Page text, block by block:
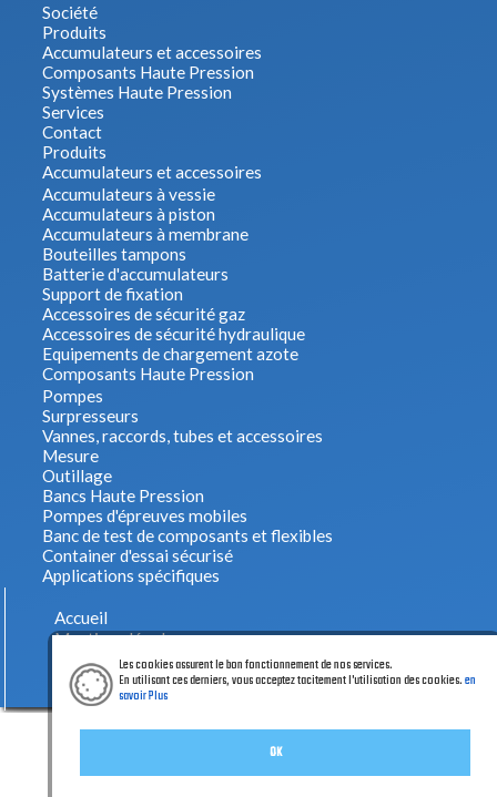
Les cookies assurent le bon fonctionnement de nos services.
En utilisant ces derniers, vous acceptez tacitement l'utilisation des cookies.en
savoir Plus
OK
Société
Produits
Accumulateurs et accessoires
Composants Haute Pression
Systèmes Haute Pression
Services
Contact
Produits
Accumulateurs et accessoires
Accumulateurs à vessie
Accumulateurs à piston
Accumulateurs à membrane
Bouteilles tampons
Batterie d'accumulateurs
Support de fixation
Accessoires de sécurité gaz
Accessoires de sécurité hydraulique
Equipements de chargement azote
Composants Haute Pression
Pompes
Surpresseurs
Vannes, raccords, tubes et accessoires
Mesure
Outillage
Bancs Haute Pression
Pompes d'épreuves mobiles
Banc de test de composants et flexibles
Container d'essai sécurisé
Applications spécifiques
Accueil
Mentions légales
Politique de confidentialité
Création Créaprime